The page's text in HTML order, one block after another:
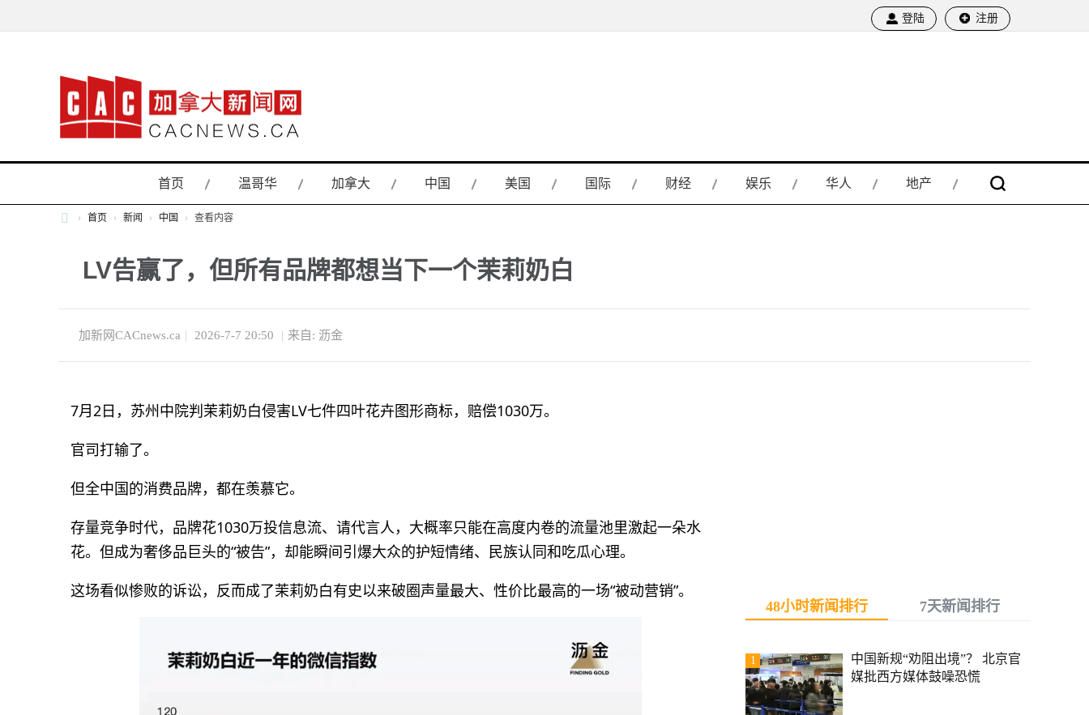
登陆 注册
首页 温哥华 加拿大 中国 美国 国际 财经 娱乐 华人 地产
新
网
› 首页 › 新闻 › 中国 › 查看内容
LV告赢了，但所有品牌都想当下一个茉莉奶白
加新网CACnews.ca | 2026-7-7 20:50 | 来自: 沥金
7月2日，苏州中院判茉莉奶白侵害LV七件四叶花卉图形商标，赔偿1030万。
官司打输了。
但全中国的消费品牌，都在羡慕它。
存量竞争时代，品牌花1030万投信息流、请代言人，大概率只能在高度内卷的流量池里激起一朵水
花。但成为奢侈品巨头的“被告”，却能瞬间引爆大众的护短情绪、民族认同和吃瓜心理。
这场看似惨败的诉讼，反而成了茉莉奶白有史以来破圈声量最大、性价比最高的一场“被动营销”。
48小时新闻排行 7天新闻排行
1
中国新规“劝阻出境”？ 北京官
媒批西方媒体鼓噪恐慌